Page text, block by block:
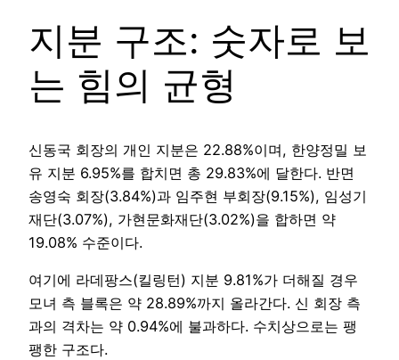
지분 구조: 숫자로 보
는 힘의 균형
신동국 회장의 개인 지분은 22.88%이며, 한양정밀 보
유 지분 6.95%를 합치면 총 29.83%에 달한다. 반면
송영숙 회장(3.84%)과 임주현 부회장(9.15%), 임성기
재단(3.07%), 가현문화재단(3.02%)을 합하면 약
19.08% 수준이다.
여기에 라데팡스(킬링턴) 지분 9.81%가 더해질 경우
모녀 측 블록은 약 28.89%까지 올라간다. 신 회장 측
과의 격차는 약 0.94%에 불과하다. 수치상으로는 팽
팽한 구조다.